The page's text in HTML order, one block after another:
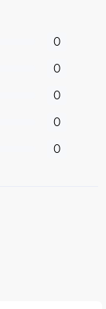
0
0
0
0
0